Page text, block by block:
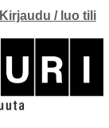
Kirjaudu / luo tili